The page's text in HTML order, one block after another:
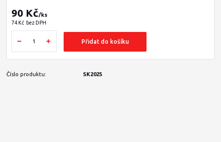
90 Kč/ks
74 Kč bez DPH
Přidat do košíku
Číslo produktu: SK2025